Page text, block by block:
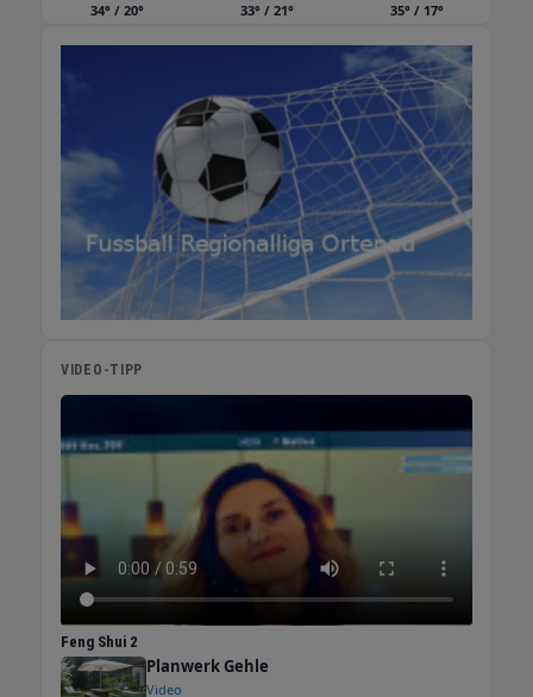
34° / 20° 33° / 21° 35° / 17°
VIDEO-TIPP
Feng Shui 2
Planwerk Gehle
Video